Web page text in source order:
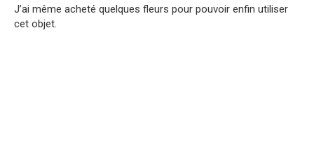
J’ai même acheté quelques fleurs pour pouvoir enfin utiliser
cet objet.